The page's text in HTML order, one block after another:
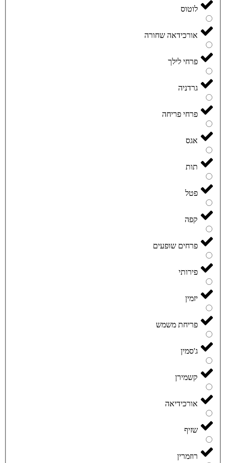
לוטוס
אורכידאה שחורה
פרחי לילך
גרדניה
פרחי פריחה
אגס
תות
פטל
קפה
פרחים שופעים
פירותי
יזמין
פריחת משמש
ג'סמין
קשמירן
אורכידיאה
שזיף
רוזמרין